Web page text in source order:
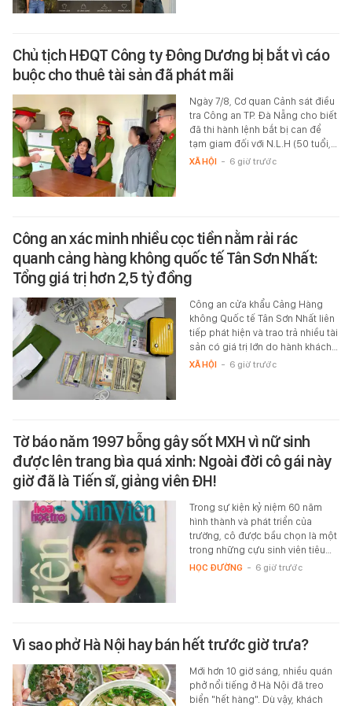
Chủ tịch HĐQT Công ty Đông Dương bị bắt vì cáo
buộc cho thuê tài sản đã phát mãi
Ngày 7/8, Cơ quan Cảnh sát điều
tra Công an TP. Đà Nẵng cho biết
đã thi hành lệnh bắt bị can để
tạm giam đối với N.L.H (50 tuổi,…
XÃ HỘI - 6 giờ trước
Công an xác minh nhiều cọc tiền nằm rải rác
quanh cảng hàng không quốc tế Tân Sơn Nhất:
Tổng giá trị hơn 2,5 tỷ đồng
Công an cửa khẩu Cảng Hàng
không Quốc tế Tân Sơn Nhất liên
tiếp phát hiện và trao trả nhiều tài
sản có giá trị lớn do hành khách…
XÃ HỘI - 6 giờ trước
Tờ báo năm 1997 bỗng gây sốt MXH vì nữ sinh
được lên trang bìa quá xinh: Ngoài đời cô gái này
giờ đã là Tiến sĩ, giảng viên ĐH!
Trong sự kiện kỷ niệm 60 năm
hình thành và phát triển của
trường, cô được bầu chọn là một
trong những cựu sinh viên tiêu…
HỌC ĐƯỜNG - 6 giờ trước
Vì sao phở Hà Nội hay bán hết trước giờ trưa?
Mới hơn 10 giờ sáng, nhiều quán
phở nổi tiếng ở Hà Nội đã treo
biển "hết hàng". Dù vậy, khách